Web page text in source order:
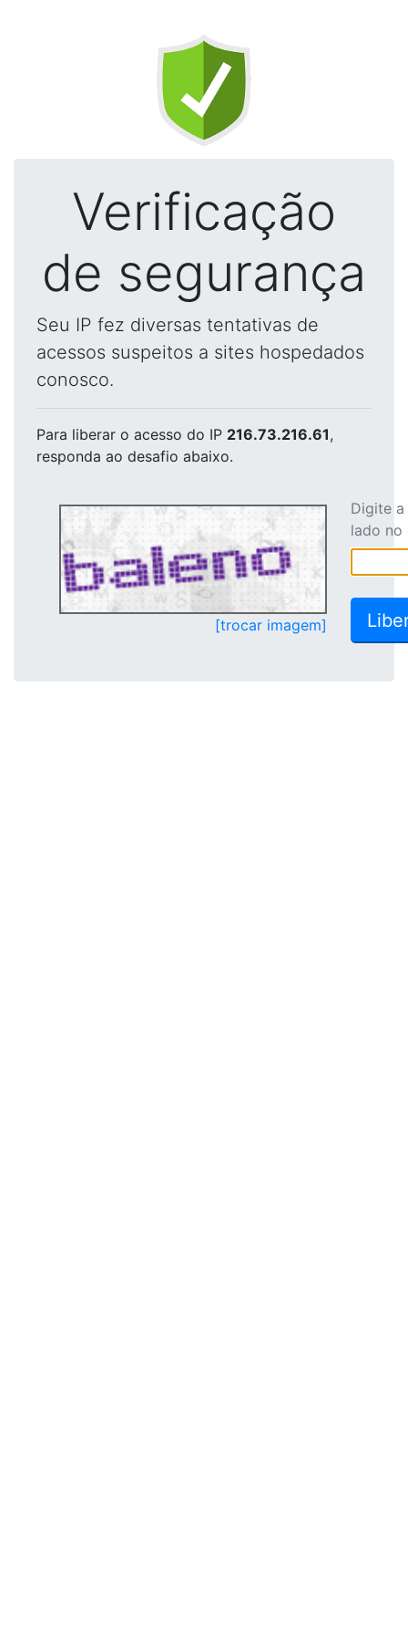
Verificação
de segurança
Seu IP fez diversas tentativas de
acessos suspeitos a sites hospedados
conosco.
Para liberar o acesso do IP 216.73.216.61,
responda ao desafio abaixo.
[trocar imagem]
Digite
lado no